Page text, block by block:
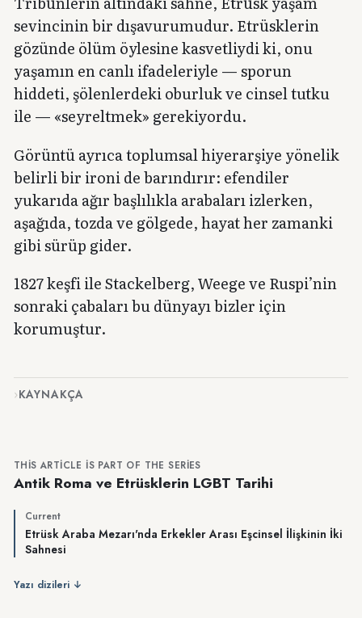
sevincinin bir dışavurumudur. Etrüsklerin
gözünde ölüm öylesine kasvetliydi ki, onu
yaşamın en canlı ifadeleriyle — sporun
hiddeti, şölenlerdeki oburluk ve cinsel tutku
ile — «seyreltmek» gerekiyordu.
Görüntü ayrıca toplumsal hiyerarşiye yönelik
belirli bir ironi de barındırır: efendiler
yukarıda ağır başlılıkla arabaları izlerken,
aşağıda, tozda ve gölgede, hayat her zamanki
gibi sürüp gider.
1827 keşfi ile Stackelberg, Weege ve Ruspi’nin
sonraki çabaları bu dünyayı bizler için
korumuştur.
KAYNAKÇA
THIS ARTICLE IS PART OF THE SERIES
Antik Roma ve Etrüsklerin LGBT Tarihi
Current
Etrüsk Araba Mezarı'nda Erkekler Arası Eşcinsel İlişkinin İki
Sahnesi
Yazı dizileri ↓